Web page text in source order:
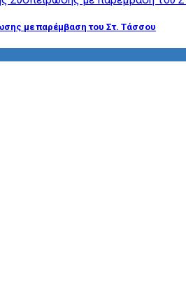
με παρέμβαση του Στ. Τάσσου